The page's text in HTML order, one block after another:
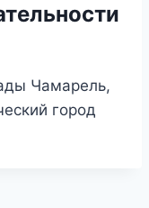
Чамарель,
город